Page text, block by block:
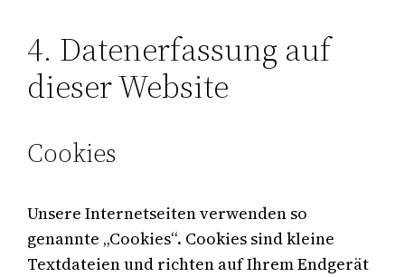
4. Datenerfassung auf
dieser Website
Cookies
Unsere Internetseiten verwenden so
genannte „Cookies“. Cookies sind kleine
Textdateien und richten auf Ihrem Endgerät